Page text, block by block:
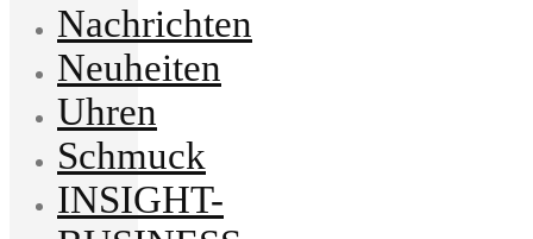
Nachrichten
Neuheiten
Uhren
Schmuck
INSIGHT-